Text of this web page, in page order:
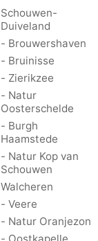
Schouwen-
Duiveland
- Brouwershaven
- Bruinisse
- Zierikzee
- Natur
Oosterschelde
- Burgh
Haamstede
- Natur Kop van
Schouwen
Walcheren
- Veere
- Natur Oranjezon